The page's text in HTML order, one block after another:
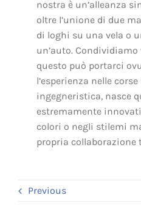
nostra è un’alleanza
oltre l’unione di due
di loghi su una vela o
un’auto.
questo può portarci
l’esperienza nelle
ingegneristica, nasce
estremamente
colori o negli stilemi
propria collaborazione
Previous